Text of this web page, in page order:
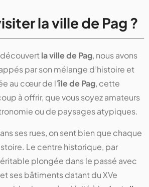
la ville de Pag ?
découvertla ville de Pag, nous avons
par son mélange d’histoire et
au cœur de l’île de Pag, cette
à offrir, que vous soyez amateurs
ou de paysages atypiques.
ses rues, on sent bien que chaque
Le centre historique, par
plongée dans le passé avec
ses bâtiments datant du XVe